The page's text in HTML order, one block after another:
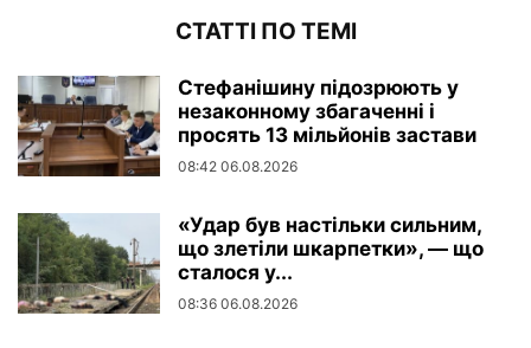
СТАТТІ ПО ТЕМІ
Стефанішину підозрюють у
незаконному збагаченні і
просять 13 мільйонів застави
08:42 06.08.2026
«Удар був настільки сильним,
що злетіли шкарпетки», — що
сталося у...
08:36 06.08.2026